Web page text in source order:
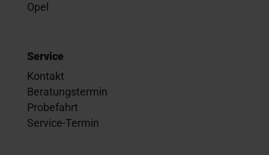
Opel
Service
Kontakt
Beratungstermin
Probefahrt
Service-Termin